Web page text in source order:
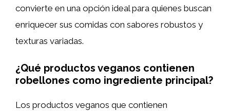
convierte en una opción ideal para quienes buscan
enriquecer sus comidas con sabores robustos y
texturas variadas.
¿Qué productos veganos contienen
robellones como ingrediente principal?
Los productos veganos que contienen